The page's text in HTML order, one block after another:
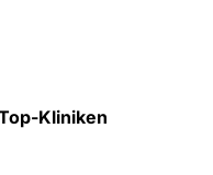
Kliniken